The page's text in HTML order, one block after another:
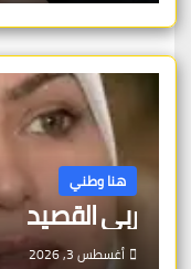
هنا وطني
ربى القصيد
أغسطس 3, 2026